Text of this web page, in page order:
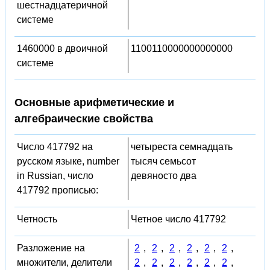
шестнадцатеричной
системе
1460000 в двоичной
системе
1100110000000000000
Основные арифметические и
алгебраические свойства
Число 417792 на
русском языке, number
in Russian, число
417792 прописью:
четыреста семнадцать
тысяч семьсот
девяносто два
Четность Четное число 417792
Разложение на
множители, делители
2 , 2 , 2 , 2 , 2 , 2 ,
2 , 2 , 2 , 2 , 2 , 2 ,